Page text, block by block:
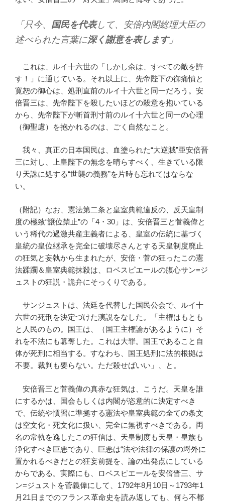
「只今、 国民を代表して、安倍内閣総理大臣の
述べられた言葉に深く謝意を表します」
これは、ルイ十六世の「しかし余は、すべての敵を許
す！」に通じている。それ以上に、先帝陛下の御痛憤と
寛恕の御心は、処刑直前のルイ十六世と同一だろう。安
倍晋三は、先帝陛下を殺したいほどの殺意を抱いている
から、先帝陛下が斬首刑寸前のルイ十六世と同一の心理
（御聖慮）を抱かれるのは、ごく自然なこと。
我々、真正の日本国民は、血塗られた“大逆賊”亜安倍晋
三に対し、上皇陛下の無念を晴らすべく、生きている限
り天誅に処する“世襲の義務”を片時も忘れてはならな
い。
（附記）なお、憲法第二条と皇室典範違反の、反天皇制
度の極致“譲位禁止”の「4・30」は、安倍晋三と菅義偉と
いう稀代の過激共産主義者による、皇室の伝統に基づく
皇統の皇位継承を完全に破壊尽さんとする天皇制度廃止
の狂気と妄執から生まれたが、安倍・菅の狂ったこの憲
法蹂躙＆皇室典範抹殺は、ロベスピエールの腹心サン=ジ
ュストの狂説・詭弁にそっくりである。
サンジュストは、法廷を代替した国民公会で、ルイ十
六世の死刑を決定づけた演説をなした。「主権はもとも
と人民のもの。国王は、（国王主権論があるように）そ
れを不法にも簒奪した。これは大罪。国王であること自
体が死刑に相当する。すなわち、国王処刑に法的根拠は
不要。裁判も要らない。ただ殺せばいい」、と。
安倍晋三と菅義偉の真赤な狂気は、こうだ。天皇を誰
にするかは、国会もしくは内閣が恣意的に決定すべき
で、伝統や慣習に準拠する憲法や皇室典範の全ての条文
は空文化・死文化に扱い、完全に無視すべきである。両
名の常軌を逸したこの狂信は、天皇制度も天皇・皇族も
浄化すべき巨悪であり、巨悪は“法や法律の保護の埒外に
置かれるべきだとの狂妄前提を、論の出発点にしている
からである。実際にも、ロベスピエールを安倍晋三、サ
ン=ジュストを菅義偉にして、1792年8月10日～1793年1
月21日までのフランス革命史を読み返しても、何ら不都